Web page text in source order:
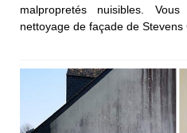
malpropretés nuisibles.
nettoyage de façade de Stevens